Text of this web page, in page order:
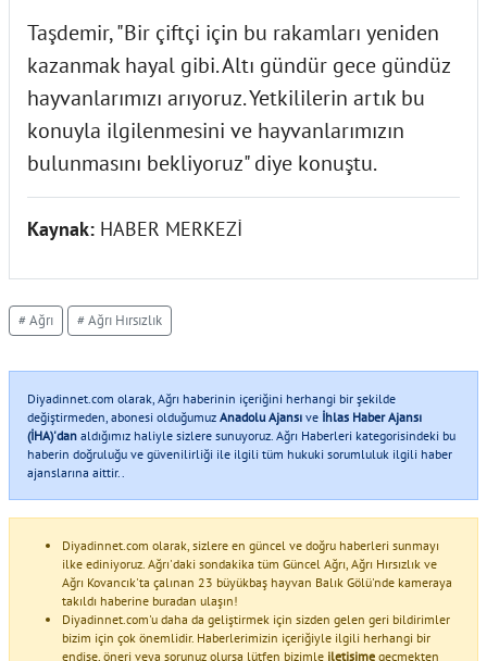
Taşdemir, "Bir çiftçi için bu rakamları yeniden
kazanmak hayal gibi. Altı gündür gece gündüz
hayvanlarımızı arıyoruz. Yetkililerin artık bu
konuyla ilgilenmesini ve hayvanlarımızın
bulunmasını bekliyoruz" diye konuştu.
Kaynak: HABER MERKEZİ
# Ağrı # Ağrı Hırsızlık
Diyadinnet.com olarak, Ağrı haberinin içeriğini herhangi bir şekilde
değiştirmeden, abonesi olduğumuz Anadolu Ajansı ve İhlas Haber Ajansı
(İHA)'dan aldığımız haliyle sizlere sunuyoruz. Ağrı Haberleri kategorisindeki bu
haberin doğruluğu ve güvenilirliği ile ilgili tüm hukuki sorumluluk ilgili haber
ajanslarına aittir..
Diyadinnet.com olarak, sizlere en güncel ve doğru haberleri sunmayı
ilke ediniyoruz. Ağrı'daki sondakika tüm Güncel Ağrı, Ağrı Hırsızlık ve
Ağrı Kovancık'ta çalınan 23 büyükbaş hayvan Balık Gölü'nde kameraya
takıldı haberine buradan ulaşın!
Diyadinnet.com'u daha da geliştirmek için sizden gelen geri bildirimler
bizim için çok önemlidir. Haberlerimizin içeriğiyle ilgili herhangi bir
endişe, öneri veya sorunuz olursa lütfen bizimle iletişime geçmekten